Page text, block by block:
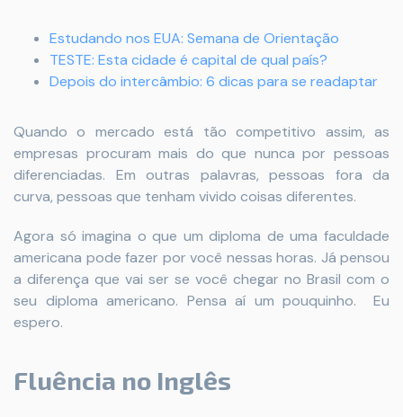
Estudando nos EUA: Semana de Orientação
TESTE: Esta cidade é capital de qual país?
Depois do intercâmbio: 6 dicas para se readaptar
Quando o mercado está tão competitivo assim, as
empresas procuram mais do que nunca por pessoas
diferenciadas. Em outras palavras, pessoas fora da
curva, pessoas que tenham vivido coisas diferentes.
Agora só imagina o que um diploma de uma faculdade
americana pode fazer por você nessas horas. Já pensou
a diferença que vai ser se você chegar no Brasil com o
seu diploma americano. Pensa aí um pouquinho. Eu
espero.
Fluência no Inglês